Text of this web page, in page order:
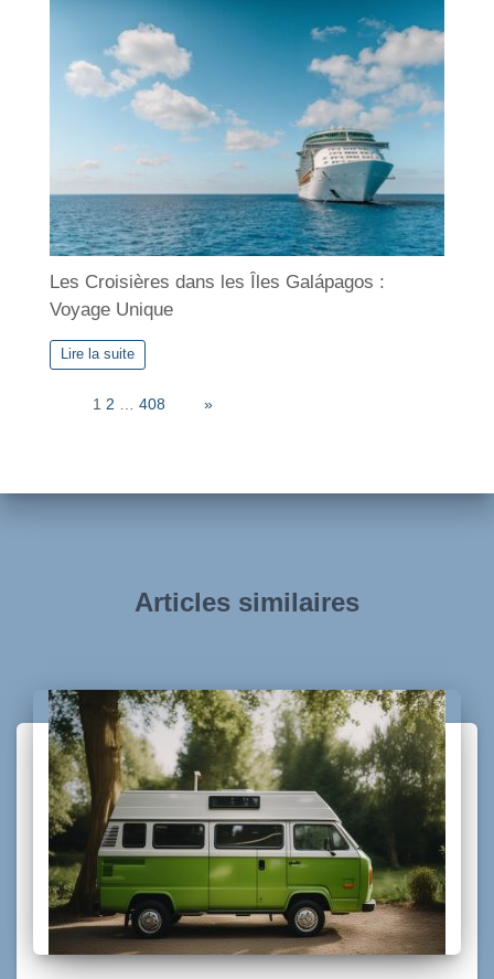
Les Croisières dans les Îles Galápagos :
Voyage Unique
Lire la suite
1 2 408 »
Articles similaires